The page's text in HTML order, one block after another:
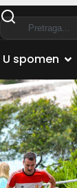
U spomen